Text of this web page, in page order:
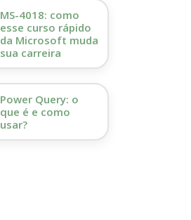
MS-4018: como
esse curso rápido
da Microsoft muda
sua carreira
Power Query: o
que é e como
usar?